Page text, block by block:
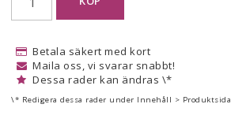
Betala säkert med kort
Maila oss, vi svarar snabbt!
Dessa rader kan ändras \*
\* Redigera dessa rader under Innehåll > Produktsida